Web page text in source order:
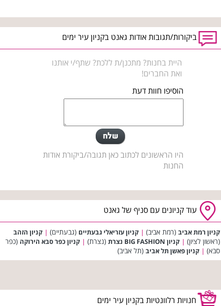
ביקורות/תגובות אודות גאנט בקניון עיר ימים
היית בחנות? מתכנן/ת ללכת? שתף/י אותנו
ואת החברים!
הוסיפו חוות דעת
היו הראשונים לכתוב כאן תגובה/ביקורת אודות
החנות
עוד קניונים עם סניף של גאנט
קניון רמת אביב (רמת אביב) | קניון עזריאלי גבעתיים (גבעתיים) | קניון הזהב
(ראשון לציון) | קניון BIG FASHION נצרת (נצרת) | קניון כפר סבא הירוקה (כפר
סבא) | קניון פאשן תל אביב (תל אביב)
חנויות רלוונטיות בקניון עיר ימים